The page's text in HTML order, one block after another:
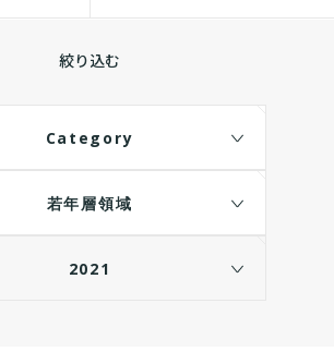
絞り込む
Category
若年層領域
2021